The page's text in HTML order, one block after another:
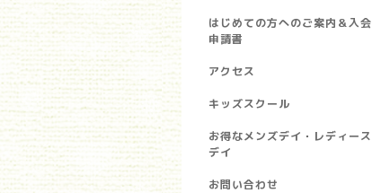
はじめての方へのご案内＆入会
申請書
アクセス
キッズスクール
お得なメンズデイ・レディース
デイ
お問い合わせ